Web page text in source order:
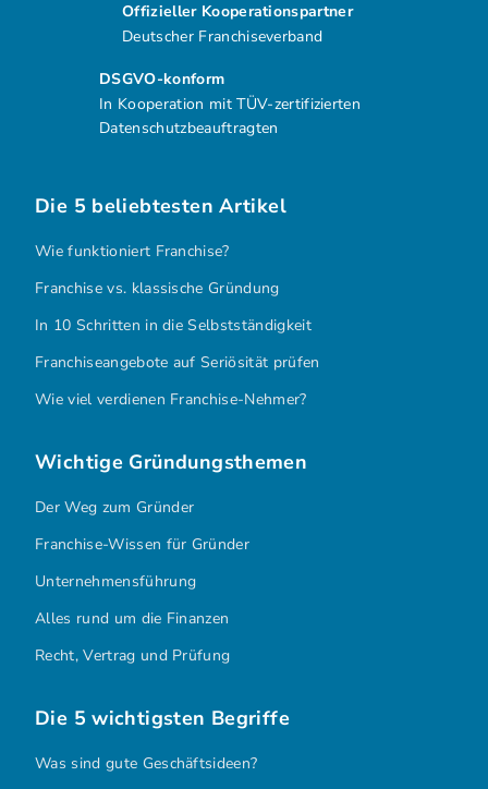
DSGVO-konform
In Kooperation mit TÜV-zertifizierten
Datenschutzbeauftragten
Offizieller Kooperationspartner
Deutscher Franchiseverband
Die 5 beliebtesten Artikel
Wie funktioniert Franchise?
Franchise vs. klassische Gründung
In 10 Schritten in die Selbstständigkeit
Franchiseangebote auf Seriösität prüfen
Wie viel verdienen Franchise-Nehmer?
Wichtige Gründungsthemen
Der Weg zum Gründer
Franchise-Wissen für Gründer
Unternehmensführung
Alles rund um die Finanzen
Recht, Vertrag und Prüfung
Die 5 wichtigsten Begriffe
Was sind gute Geschäftsideen?